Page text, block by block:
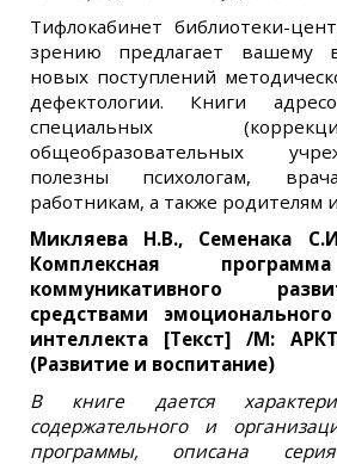
Тифлокабинет библиотеки-
зрению предлагает вашему
новых поступлений
дефектологии. Книги
специальных
общеобразовательных
полезны психологам,
работникам, а также родителям
Микляева Н.В., Семенака
Комплексная
коммуникативного
средствами
интеллекта [Текст] /М:
(Развитие и воспитание)
В книге дается
содержательного и
программы, описана